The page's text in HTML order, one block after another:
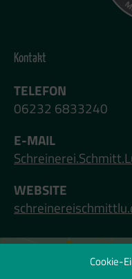
Cookie-
Kontakt
TELEFON
06232 6833240
E-MAIL
WEBSITE
Klicken Sie